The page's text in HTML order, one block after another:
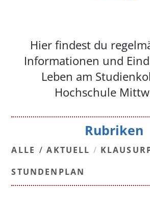
Hier findest du
Informationen und
Leben am
Hochschule
Rubriken
ALLE / AKTUELL /
STUNDENPLAN